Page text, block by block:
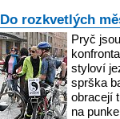
Do rozkvetlých
Pryč
styloví
sprška
obracejí
na